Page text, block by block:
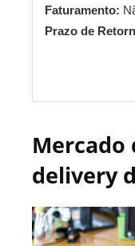
Faturamento:
Prazo de
Mercado
delivery